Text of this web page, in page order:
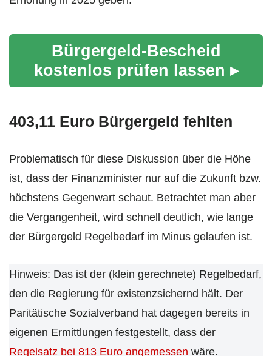
Bürgergeld-Bescheid
kostenlos prüfen lassen ▸
403,11 Euro Bürgergeld fehlten
Problematisch für diese Diskussion über die Höhe
ist, dass der Finanzminister nur auf die Zukunft bzw.
höchstens Gegenwart schaut. Betrachtet man aber
die Vergangenheit, wird schnell deutlich, wie lange
der Bürgergeld Regelbedarf im Minus gelaufen ist.
Hinweis: Das ist der (klein gerechnete) Regelbedarf,
den die Regierung für existenzsichernd hält. Der
Paritätische Sozialverband hat dagegen bereits in
eigenen Ermittlungen festgestellt, dass der
Regelsatz bei 813 Euro angemessen wäre.